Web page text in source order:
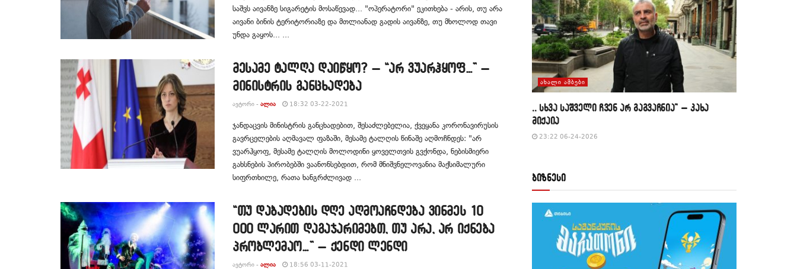
საშვს აივანზე სიგარეტის მოსაწევად... "ოპერატორი" ეკითხება - არის, თუ არა
აივანი ბინის ტერიტორიაზე და მთლიანად გადის აივანზე, თუ მხოლოდ თავი
უნდა გაყოს... ...
მესამე ტალღა დაიწყო? – “არ ვუარჰყოფ…” –
მინისტრის განცხადება
ᲐᲕᲢᲝᲠᲘ - ᲐᲚᲘᲐ 18:32 03-22-2021
ჯანდაცვის მინისტრის განცხადებით, შესაძლებელია, ქვეყანა კორონავირუსის
გავრცელების აღმავალ ფაზაში, მესამე ტალღის წინაშე აღმოჩნდეს: "არ
ვუარჰყოფ, მესამე ტალღის მოლოდინი ყოველთვის გვქონდა, ნებისმიერი
გახსნების პირობებში ვაანონსებდით, რომ მნიშვნელოვანია მაქსიმალური
სიფრთხილე, რათა ხანგრძლივად ...
“თუ დაბადების დღე აღმოაჩნდება ვინმეს 10
000 ლარით დაგაჯარიმებთ, თუ არა, არ იქნება
პრობლემაო…” – ქენდი ლენდი
ᲐᲕᲢᲝᲠᲘ - ᲐᲚᲘᲐ 18:56 03-11-2021
ᲐᲮᲐᲚᲘ ᲐᲛᲑᲔᲑᲘ
,, სხვა საშველი ჩვენ არ გაგვაჩნია” – კახა
მიქაია
23:22 06-24-2026
ბიზნესი